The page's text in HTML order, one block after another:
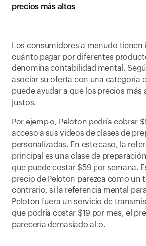
precios más altos
Los consumidores a menudo tienen
cuánto pagar por diferentes
denomina contabilidad mental.
asociar su oferta con una categoría
puede ayudar a que los precios más
justos.
Por ejemplo, Peloton podría cobrar
acceso a sus videos de clases de
personalizadas. En este caso, la
principal es una clase de
que puede costar $59 por semana.
precio de Peloton parezca como un
contrario, si la referencia mental
Peloton fuera un servicio de
que podría costar $19 por mes, el
parecería demasiado alto.